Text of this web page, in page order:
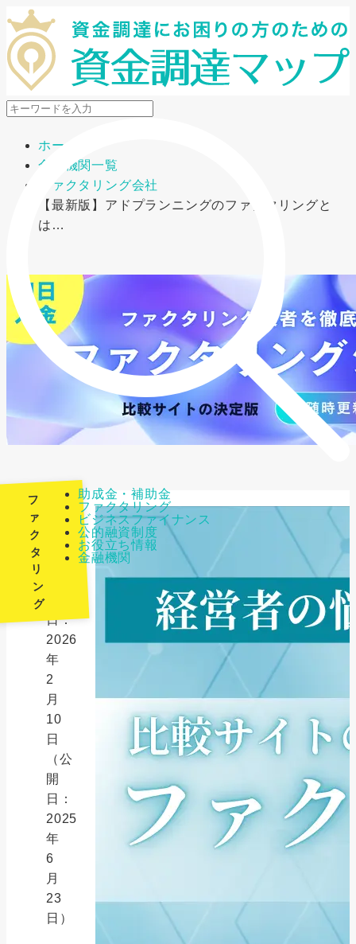
メニューを開閉
助成金・補助金
ファクタリング
ビジネスファイナンス
公的融資制度
お役立ち情報
金融機関
ホーム
金融機関一覧
ファクタリング会社
【最新版】アドプランニングのファクタリングと
は…
フ
ァ
ク
タ
リ
ン
グ
日：
2026
年
2
月
10
日
（公
開
日：
2025
年
6
月
23
日）